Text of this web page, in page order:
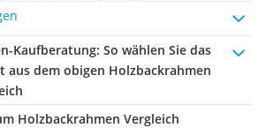
Kaufberatung: So wählen Sie das
aus dem obigen Holzbackrahmen
Holzbackrahmen Vergleich